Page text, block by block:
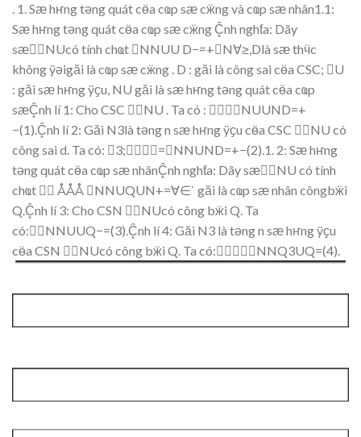
. 1. Sӕhҥng tәng quát cӫa cҩp sӕcӝngvà cҩp sӕnhân1.1:
Sӕhҥng tәng quát cӫa cҩp sӕcӝng Ĉ͓nh nghƭa: Dãy
sӕNUcó tính chҩt NNUU D−=+N∀≥,Dlà sӕthӵc
khôngÿәigӑi là cҩp sӕcӝng . D : gӑi là công sai cӫa CSC; U
: gӑi sӕhҥngÿҫu, NU gӑi là sӕhҥngtәng quátcӫa cҩp
sӕĈ͓nh lí 1: Cho CSC NU . Ta có : NUUND=+
−(1).Ĉ͓nh lí2: Gӑi N3là tәng n sӕhҥngÿҫu cӫa CSC NU có
công sai d. Ta có: 3;=NNUND=+−(2).1. 2: Sӕhҥng
tәng quátcӫa cҩp sӕnhânĈ͓nh nghƭa: Dãy sӕNU có tính
chҩt  ÅÅÅ NNUQUN+=∀∈` gӑi là cҩp sӕnhân côngbӝi
Q.Ĉ͓nh lí3: Cho CSN NUcó công bӝi Q. Ta
có:NNUUQ−=(3).Ĉ͓nh lí4: Gӑi N3 là tәng n sӕhҥngÿҫu
cӫa CSN NUcó công bӝi Q. Ta có:NNQ3UQ=(4).